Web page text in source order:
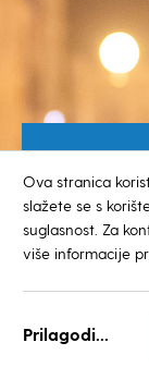
Ova stranica
slažete se s
suglasnost. Za
više informacije
Prilagodi...